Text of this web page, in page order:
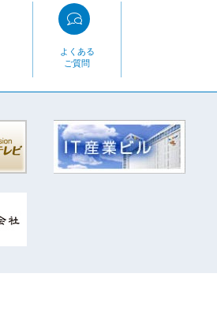
よくある
ご質問